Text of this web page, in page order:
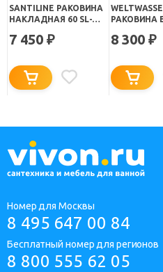
SANTILINE РАКОВИНА
НАКЛАДНАЯ 60 SL-
7 450 ₽
РАКОВИНА
8 300 ₽
Номер для Москвы
8 495 647 00 84
Бесплатный номер для регионов
8 800 555 62 05